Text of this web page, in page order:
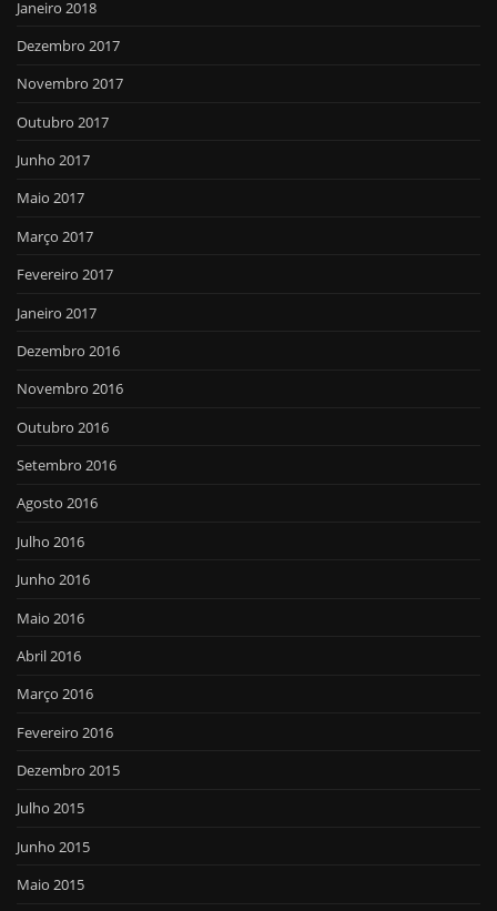
Janeiro 2018
Dezembro 2017
Novembro 2017
Outubro 2017
Junho 2017
Maio 2017
Março 2017
Fevereiro 2017
Janeiro 2017
Dezembro 2016
Novembro 2016
Outubro 2016
Setembro 2016
Agosto 2016
Julho 2016
Junho 2016
Maio 2016
Abril 2016
Março 2016
Fevereiro 2016
Dezembro 2015
Julho 2015
Junho 2015
Maio 2015